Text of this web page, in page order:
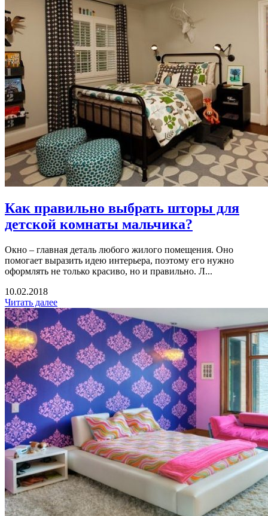
Как правильно выбрать шторы для
детской комнаты мальчика?
Окно – главная деталь любого жилого помещения. Оно
помогает выразить идею интерьера, поэтому его нужно
оформлять не только красиво, но и правильно. Л...
10.02.2018
Читать далее